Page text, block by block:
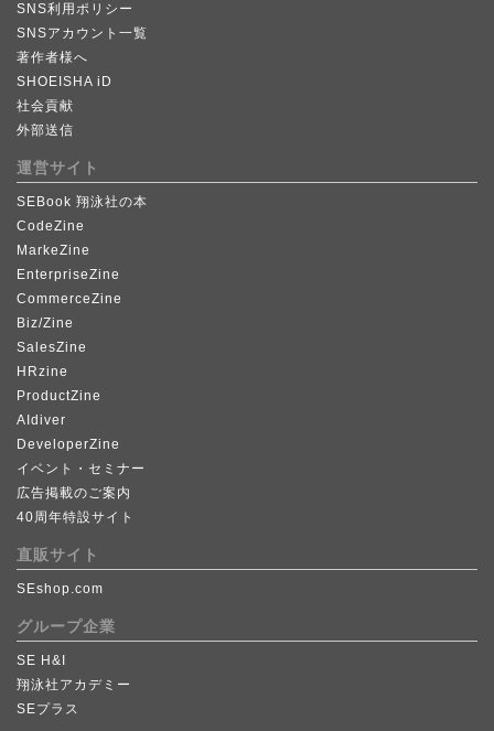
SNS利用ポリシー
SNSアカウント一覧
著作者様へ
SHOEISHA iD
社会貢献
外部送信
運営サイト
SEBook 翔泳社の本
CodeZine
MarkeZine
EnterpriseZine
CommerceZine
Biz/Zine
SalesZine
HRzine
ProductZine
AIdiver
DeveloperZine
イベント・セミナー
広告掲載のご案内
40周年特設サイト
直販サイト
SEshop.com
グループ企業
SE H&I
翔泳社アカデミー
SEプラス